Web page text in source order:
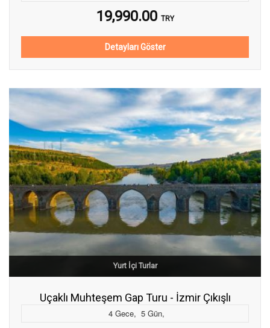
19,990.00 TRY
Detayları Göster
Yurt İçi Turlar
Uçaklı Muhteşem Gap Turu - İzmir Çıkışlı
4 Gece, 5 Gün,